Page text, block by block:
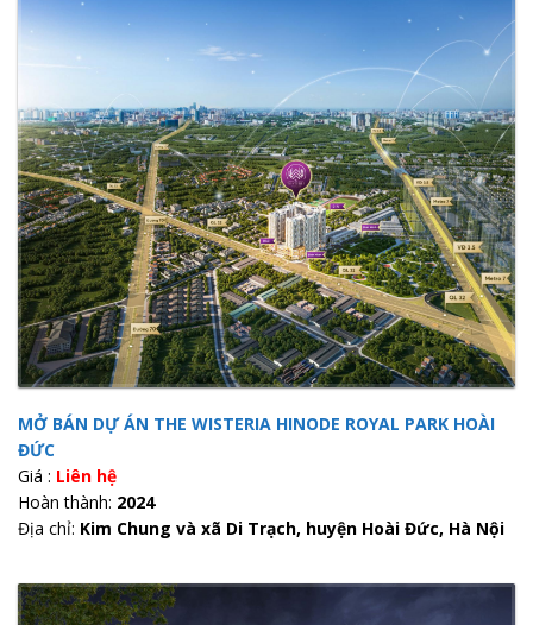
MỞ BÁN DỰ ÁN THE WISTERIA HINODE ROYAL PARK HOÀI
ĐỨC
Giá : Liên hệ
Hoàn thành: 2024
Địa chỉ: Kim Chung và xã Di Trạch, huyện Hoài Đức, Hà Nội